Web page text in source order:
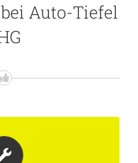
bei Auto-Tiefel
25 34 erreichbar.
Ihr Problem und wir